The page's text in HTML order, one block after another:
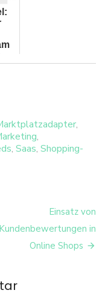
,
,
, Saas, Shopping-
Einsatz von
Kundenbewertungen in
Online Shops